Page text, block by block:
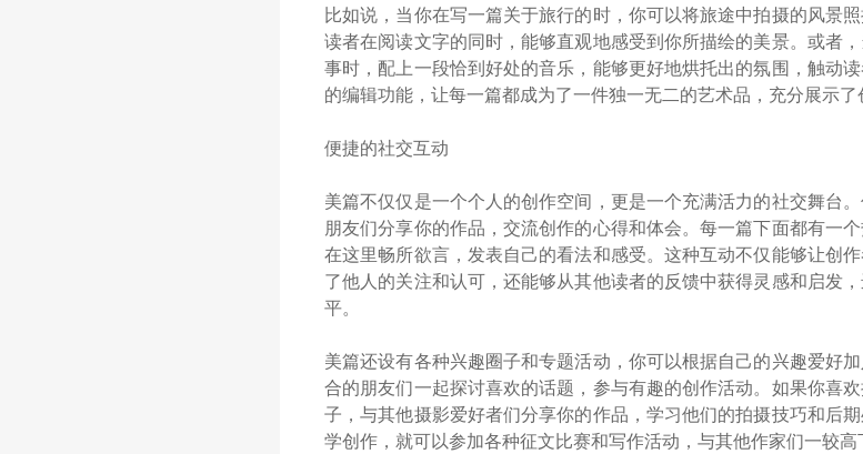
比如说，当你在写一篇关于旅行的时，你可以将旅途中拍摄的风景
读者在阅读文字的同时，能够直观地感受到你所描绘的美景。或者
事时，配上一段恰到好处的音乐，能够更好地烘托出的氛围，触动
的编辑功能，让每一篇都成为了一件独一无二的艺术品，充分展示了
便捷的社交互动
美篇不仅仅是一个个人的创作空间，更是一个充满活力的社交舞台
朋友们分享你的作品，交流创作的心得和体会。每一篇下面都有一
在这里畅所欲言，发表自己的看法和感受。这种互动不仅能够让创
了他人的关注和认可，还能够从其他读者的反馈中获得灵感和启发
平。
美篇还设有各种兴趣圈子和专题活动，你可以根据自己的兴趣爱好
合的朋友们一起探讨喜欢的话题，参与有趣的创作活动。如果你喜
子，与其他摄影爱好者们分享你的作品，学习他们的拍摄技巧和后
学创作，就可以参加各种征文比赛和写作活动，与其他作家们一较高